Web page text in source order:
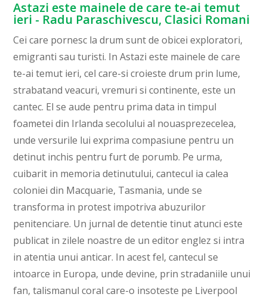
Astazi este mainele de care te-ai temut
ieri - Radu Paraschivescu, Clasici Romani
Cei care pornesc la drum sunt de obicei exploratori,
emigranti sau turisti. In Astazi este mainele de care
te-ai temut ieri, cel care-si croieste drum prin lume,
strabatand veacuri, vremuri si continente, este un
cantec. El se aude pentru prima data in timpul
foametei din Irlanda secolului al nouasprezecelea,
unde versurile lui exprima compasiune pentru un
detinut inchis pentru furt de porumb. Pe urma,
cuibarit in memoria detinutului, cantecul ia calea
coloniei din Macquarie, Tasmania, unde se
transforma in protest impotriva abuzurilor
penitenciare. Un jurnal de detentie tinut atunci este
publicat in zilele noastre de un editor englez si intra
in atentia unui anticar. In acest fel, cantecul se
intoarce in Europa, unde devine, prin stradaniile unui
fan, talismanul coral care-o insoteste pe Liverpool